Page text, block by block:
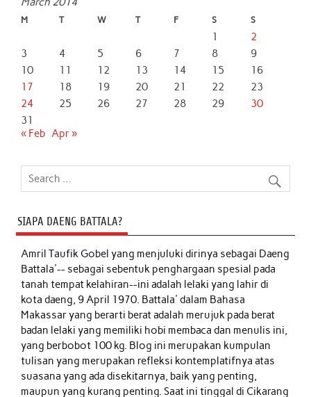
M T W T F S S
1
2
3
4 5 6 7 8
9
10
11 12 13 14 15
16
17
18 19 20 21 22
23
24
25 26 27 28 29
30
31
« Feb Apr »
SIAPA DAENG BATTALA?
Amril Taufik Gobelyang menjuluki dirinya sebagai Daeng
Battala'-- sebagai sebentuk penghargaan spesial pada
tanah tempat kelahiran--ini adalah lelaki yang lahir di
kota daeng, 9 April 1970. Battala' dalam Bahasa
Makassar yang berarti berat adalah merujuk pada berat
badan lelaki yang memiliki hobi membaca dan menulis ini,
yang berbobot 100 kg. Blog ini merupakan kumpulan
tulisan yang merupakan refleksi kontemplatifnya atas
suasana yang ada disekitarnya, baik yang penting,
maupun yang kurang penting. Saat ini tinggal di Cikarang